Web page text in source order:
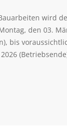
wird
den 03.
bis